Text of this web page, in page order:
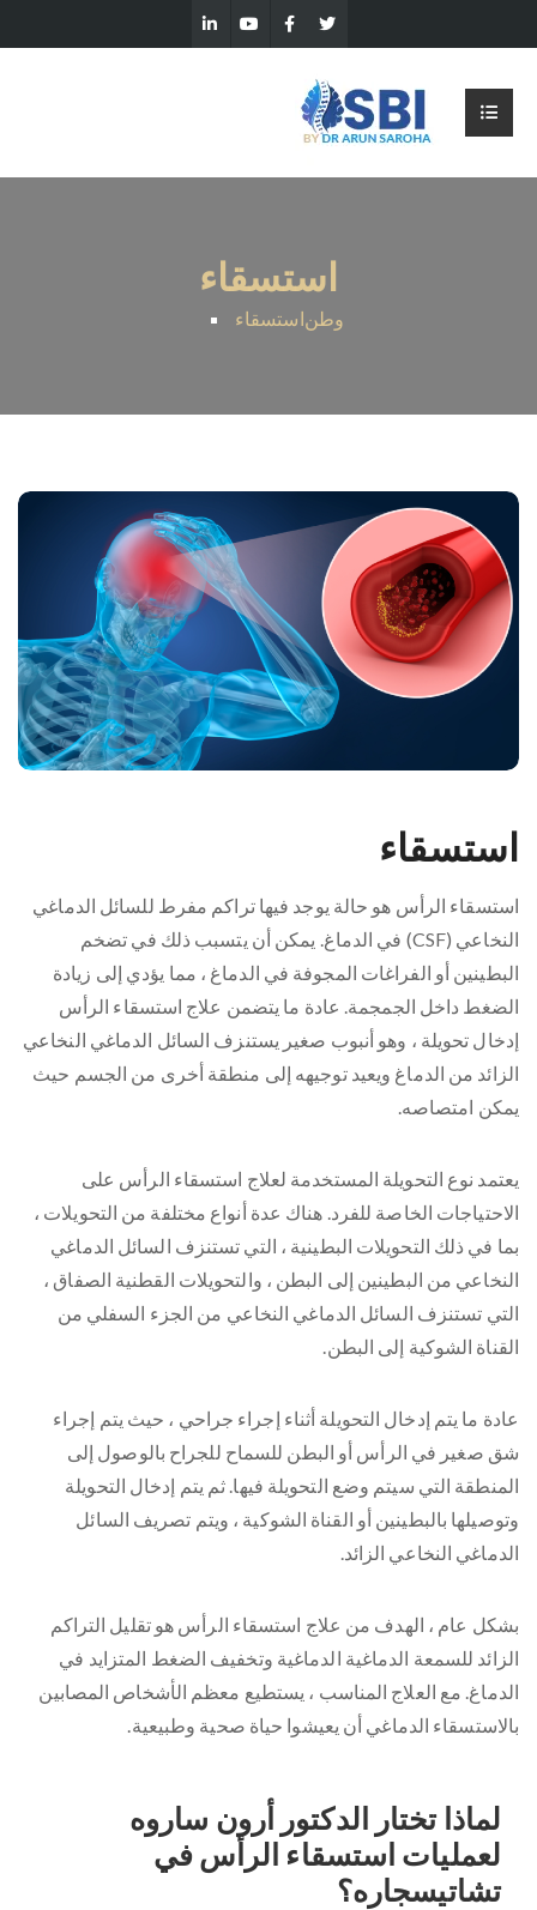
استسقاء
وطناستسقاء
استسقاء
استسقاء الرأس هو حالة يوجد فيها تراكم مفرط للسائل الدماغي
النخاعي (CSF) في الدماغ. يمكن أن يتسبب ذلك في تضخم
البطينين أو الفراغات المجوفة في الدماغ ، مما يؤدي إلى زيادة
الضغط داخل الجمجمة. عادة ما يتضمن علاج استسقاء الرأس
إدخال تحويلة ، وهو أنبوب صغير يستنزف السائل الدماغي النخاعي
الزائد من الدماغ ويعيد توجيهه إلى منطقة أخرى من الجسم حيث
يمكن امتصاصه.
يعتمد نوع التحويلة المستخدمة لعلاج استسقاء الرأس على
الاحتياجات الخاصة للفرد. هناك عدة أنواع مختلفة من التحويلات ،
بما في ذلك التحويلات البطينية ، التي تستنزف السائل الدماغي
النخاعي من البطينين إلى البطن ، والتحويلات القطنية الصفاق ،
التي تستنزف السائل الدماغي النخاعي من الجزء السفلي من
القناة الشوكية إلى البطن.
عادة ما يتم إدخال التحويلة أثناء إجراء جراحي ، حيث يتم إجراء
شق صغير في الرأس أو البطن للسماح للجراح بالوصول إلى
المنطقة التي سيتم وضع التحويلة فيها. ثم يتم إدخال التحويلة
وتوصيلها بالبطينين أو القناة الشوكية ، ويتم تصريف السائل
الدماغي النخاعي الزائد.
بشكل عام ، الهدف من علاج استسقاء الرأس هو تقليل التراكم
الزائد للسمعة الدماغية الدماغية وتخفيف الضغط المتزايد في
الدماغ. مع العلاج المناسب ، يستطيع معظم الأشخاص المصابين
بالاستسقاء الدماغي أن يعيشوا حياة صحية وطبيعية.
لماذا تختار الدكتور أرون ساروه
لعمليات استسقاء الرأس في
تشاتيسجاره؟